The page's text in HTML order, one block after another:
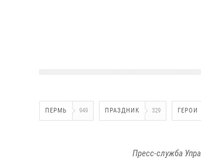
ПЕРМЬ 949 ПРАЗДНИК 329 ГЕРОИ
Пресс-служба